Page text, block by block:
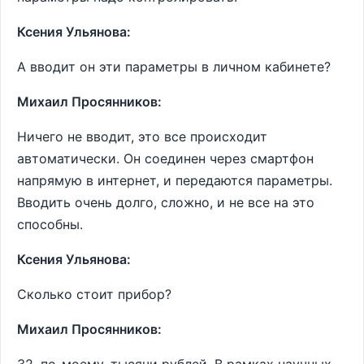
Ксения Ульянова:
А вводит он эти параметры в личном кабинете?
Михаил Просянников:
Ничего не вводит, это все происходит
автоматически. Он соединен через смартфон
напрямую в интернет, и передаются параметры.
Вводить очень долго, сложно, и не все на это
способны.
Ксения Ульянова:
Сколько стоит прибор?
Михаил Просянников: